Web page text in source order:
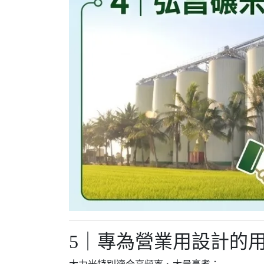
5｜專為營業用設計的